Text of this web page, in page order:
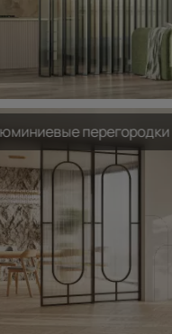
перегородки